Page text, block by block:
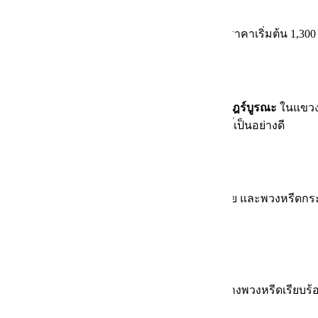
ษฎร์บูรณะ ครอบคลุมพื้นที่ตลอดถนนสุขสวัสดิ์ ราคาเริ่มต้น
ที่เราให้บริการจัดส่งเป็นประจำได้แก่ วัดราษฎร์บูรณะ ในแขว
นของเรารู้จักเส้นทางตลอดแนวถนนสุขสวัสดิ์เป็นอย่างดี
ไปใช้ต่อได้จริง พวงหรีดผ้าที่มีความเรียบง่าย และพวงหรีดก
นาทีถึง 1 ชั่วโมง พร้อมถ่ายภาพยืนยันการจัดวางพวงหรีดเรียบ